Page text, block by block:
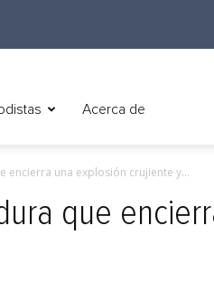
Acerca de
encierra una explosión crujiente y...
que